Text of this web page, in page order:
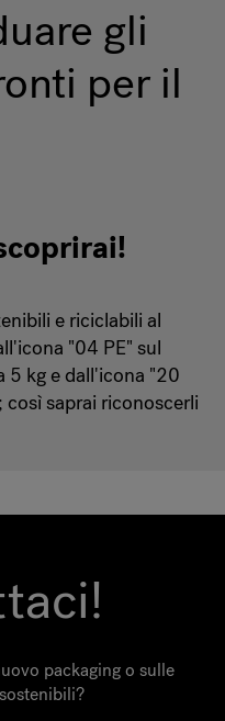
gli
per il
e riciclabili al
"04 PE" sul
5 kg e dall'icona "20
così saprai riconoscerli
packaging o sulle